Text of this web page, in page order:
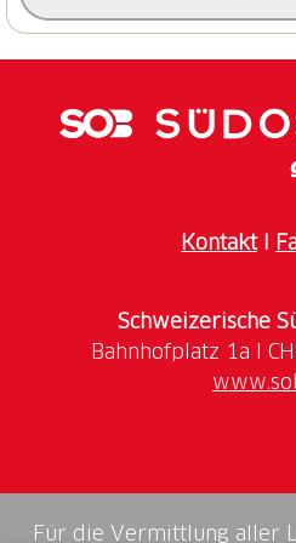
etwa 1700 bis 1800 m.
öffnet, bieten sich grandiose
Schotterfelder des
Etwa bei Naravedar kommt
Höhenmeter zur Capanna di
KontaktI
Schweizerische
Für die Vermittlung aller